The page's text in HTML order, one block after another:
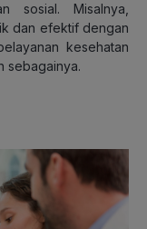
sosial. Misalnya,
dan efektif dengan
kesehatan
sebagainya.